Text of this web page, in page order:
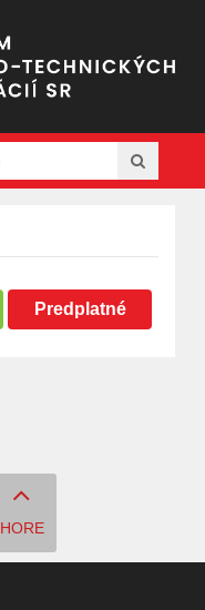
Predplatné
HORE